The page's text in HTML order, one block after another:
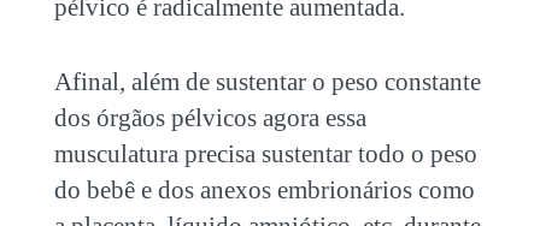
pélvico é radicalmente aumentada.
Afinal, além de sustentar o peso constante
dos órgãos pélvicos agora essa
musculatura precisa sustentar todo o peso
do bebê e dos anexos embrionários como